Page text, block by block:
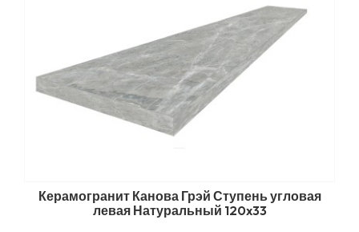
Керамогранит Канова Грэй Ступень угловая
левая Натуральный 120x33